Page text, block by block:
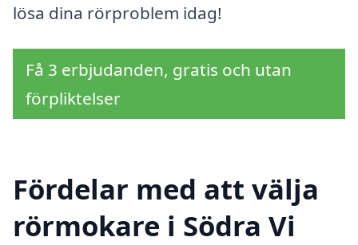
lösa dina rörproblem idag!
Få 3 erbjudanden, gratis och utan
förpliktelser
Fördelar med att välja
rörmokare i Södra Vi